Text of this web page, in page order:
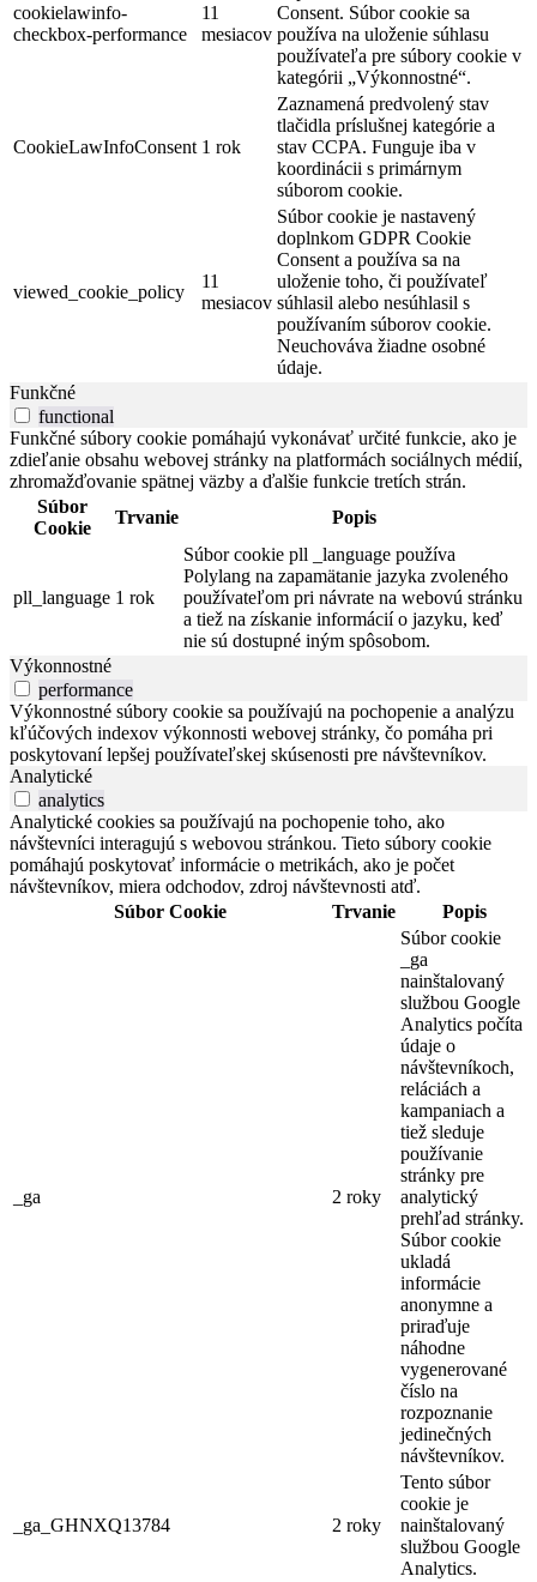
cookielawinfo-
checkbox-performance
11
mesiacov
Consent. Súbor cookie sa
používa na uloženie súhlasu
používateľa pre súbory cookie v
kategórii „Výkonnostné“.
CookieLawInfoConsent 1 rok
Zaznamená predvolený stav
tlačidla príslušnej kategórie a
stav CCPA. Funguje iba v
koordinácii s primárnym
súborom cookie.
viewed_cookie_policy
11
mesiacov
Súbor cookie je nastavený
doplnkom GDPR Cookie
Consent a používa sa na
uloženie toho, či používateľ
súhlasil alebo nesúhlasil s
používaním súborov cookie.
Neuchováva žiadne osobné
údaje.
Funkčné
functional
Funkčné súbory cookie pomáhajú vykonávať určité funkcie, ako je
zdieľanie obsahu webovej stránky na platformách sociálnych médií,
zhromažďovanie spätnej väzby a ďalšie funkcie tretích strán.
Súbor
Cookie
Trvanie Popis
pll_language 1 rok
Súbor cookie pll _language používa
Polylang na zapamätanie jazyka zvoleného
používateľom pri návrate na webovú stránku
a tiež na získanie informácií o jazyku, keď
nie sú dostupné iným spôsobom.
Výkonnostné
performance
Výkonnostné súbory cookie sa používajú na pochopenie a analýzu
kľúčových indexov výkonnosti webovej stránky, čo pomáha pri
poskytovaní lepšej používateľskej skúsenosti pre návštevníkov.
Analytické
analytics
Analytické cookies sa používajú na pochopenie toho, ako
návštevníci interagujú s webovou stránkou. Tieto súbory cookie
pomáhajú poskytovať informácie o metrikách, ako je počet
návštevníkov, miera odchodov, zdroj návštevnosti atď.
Súbor Cookie
Trvanie Popis
_ga 2 roky
Súbor cookie
_ga
nainštalovaný
službou Google
Analytics počíta
údaje o
návštevníkoch,
reláciách a
kampaniach a
tiež sleduje
používanie
stránky pre
analytický
prehľad stránky.
Súbor cookie
ukladá
informácie
anonymne a
priraďuje
náhodne
vygenerované
číslo na
rozpoznanie
jedinečných
návštevníkov.
_ga_GHNXQ13784 2 roky
Tento súbor
cookie je
nainštalovaný
službou Google
Analytics.